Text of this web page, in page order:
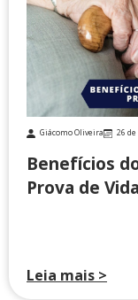
Giácomo Oliveira 26
Benefícios
Prova de Vida
Leia mais >